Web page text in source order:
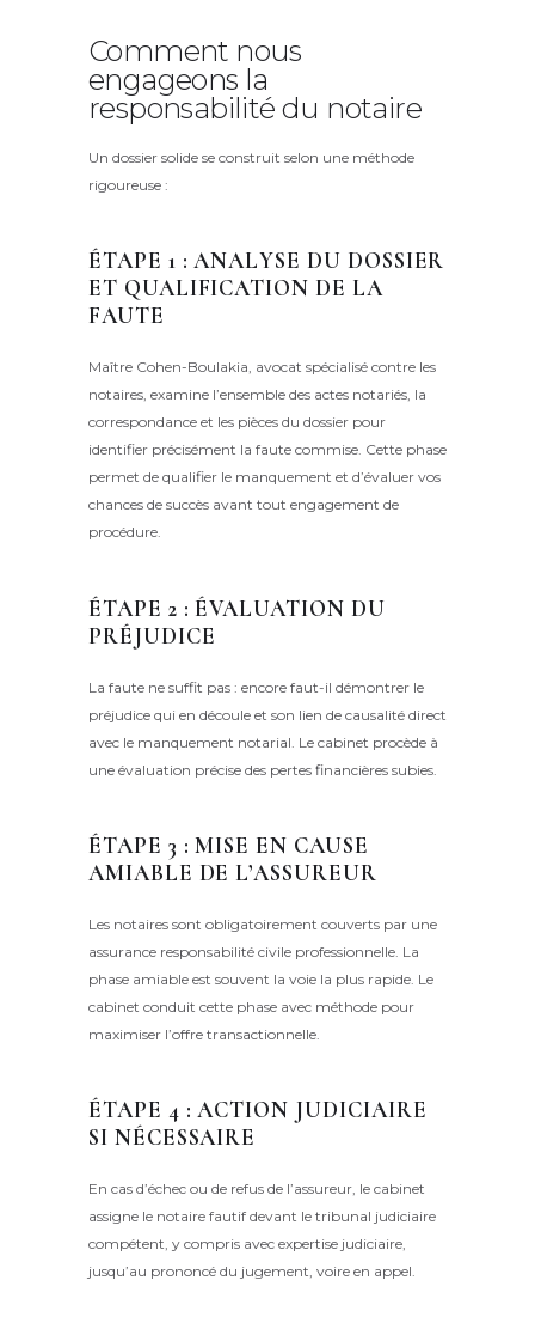
Comment nous
engageons la
responsabilité du notaire
Un dossier solide se construit selon une méthode
rigoureuse :
ÉTAPE 1 : ANALYSE DU DOSSIER
ET QUALIFICATION DE LA
FAUTE
Maître Cohen-Boulakia, avocat spécialisé contre les
notaires, examine l’ensemble des actes notariés, la
correspondance et les pièces du dossier pour
identifier précisément la faute commise. Cette phase
permet de qualifier le manquement et d’évaluer vos
chances de succès avant tout engagement de
procédure.
ÉTAPE 2 : ÉVALUATION DU
PRÉJUDICE
La faute ne suffit pas : encore faut-il démontrer le
préjudice qui en découle et son lien de causalité direct
avec le manquement notarial. Le cabinet procède à
une évaluation précise des pertes financières subies.
ÉTAPE 3 : MISE EN CAUSE
AMIABLE DE L’ASSUREUR
Les notaires sont obligatoirement couverts par une
assurance responsabilité civile professionnelle. La
phase amiable est souvent la voie la plus rapide. Le
cabinet conduit cette phase avec méthode pour
maximiser l’offre transactionnelle.
ÉTAPE 4 : ACTION JUDICIAIRE
SI NÉCESSAIRE
En cas d’échec ou de refus de l’assureur, le cabinet
assigne le notaire fautif devant le tribunal judiciaire
compétent, y compris avec expertise judiciaire,
jusqu’au prononcé du jugement, voire en appel.